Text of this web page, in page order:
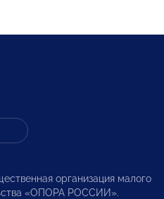
организация малого
«ОПОРА РОССИИ».